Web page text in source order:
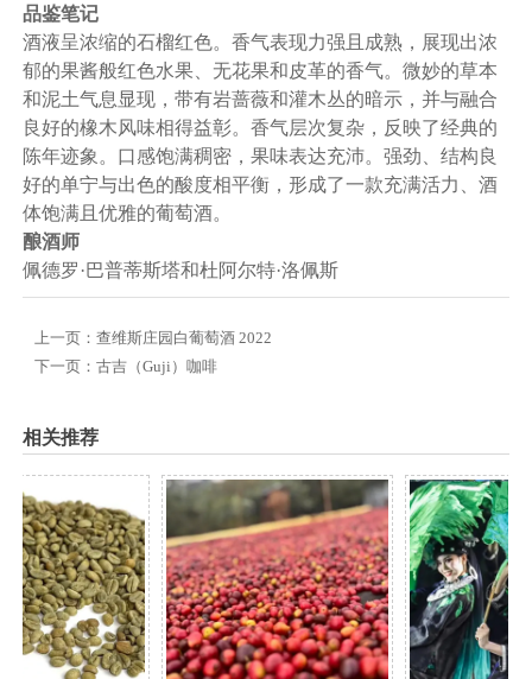
品鉴笔记
酒液呈浓缩的石榴红色。香气表现力强且成熟，展现出浓
郁的果酱般红色水果、无花果和皮革的香气。微妙的草本
和泥土气息显现，带有岩蔷薇和灌木丛的暗示，并与融合
良好的橡木风味相得益彰。香气层次复杂，反映了经典的
陈年迹象。口感饱满稠密，果味表达充沛。强劲、结构良
好的单宁与出色的酸度相平衡，形成了一款充满活力、酒
体饱满且优雅的葡萄酒。
酿酒师
佩德罗·巴普蒂斯塔和杜阿尔特·洛佩斯
上一页： 查维斯庄园白葡萄酒 2022
下一页： 古吉（Guji）咖啡
相关推荐